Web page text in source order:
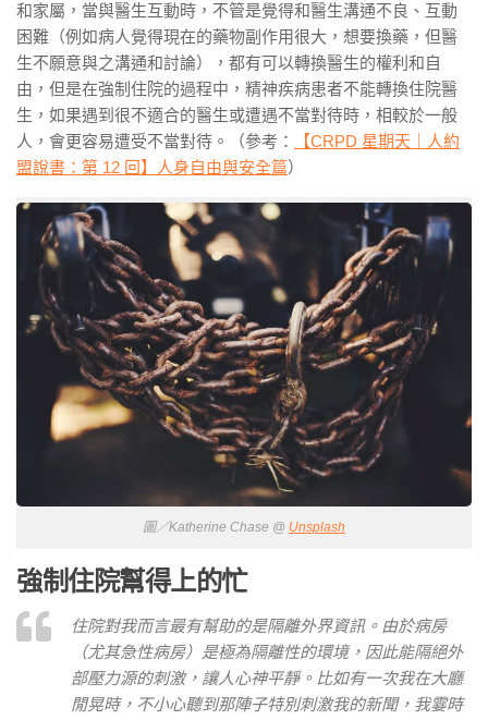
和家屬，當與醫生互動時，不管是覺得和醫生溝通不良、互動
困難（例如病人覺得現在的藥物副作用很大，想要換藥，但醫
生不願意與之溝通和討論），都有可以轉換醫生的權利和自
由，但是在強制住院的過程中，精神疾病患者不能轉換住院醫
生，如果遇到很不適合的醫生或遭遇不當對待時，相較於一般
人，會更容易遭受不當對待。（參考：
【CRPD 星期天｜人約
盟說書：第 12 回】人身自由與安全篇）
圖／Katherine Chase @ Unsplash
強制住院幫得上的忙
住院對我而言最有幫助的是隔離外界資訊。由於病房
（尤其急性病房）是極為隔離性的環境，因此能隔絕外
部壓力源的刺激，讓人心神平靜。比如有一次我在大廳
閒晃時，不小心聽到那陣子特別刺激我的新聞，我霎時